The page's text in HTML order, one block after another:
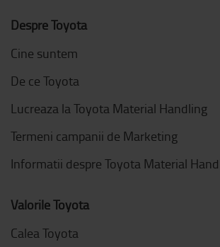
Despre Toyota
Cine suntem
De ce Toyota
Lucreaza la Toyota Material Handling
Termeni campanii de Marketing
Informatii despre Toyota Material
Valorile Toyota
Calea Toyota